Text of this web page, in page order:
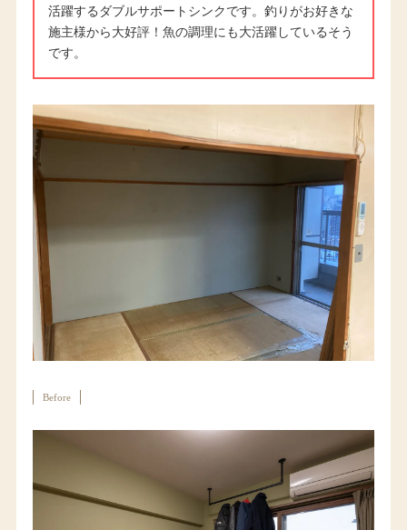
活躍するダブルサポートシンクです。釣りがお好きな
施主様から大好評！魚の調理にも大活躍しているそう
です。
Before